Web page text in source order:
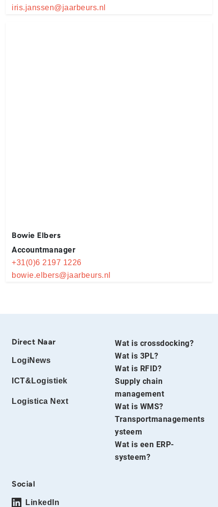
iris.janssen@jaarbeurs.nl
Bowie Elbers
Accountmanager
+31(0)6 2197 1226
bowie.elbers@jaarbeurs.nl
Direct Naar
LogiNews
ICT&Logistiek
Logistica Next
Wat is crossdocking?
Wat is 3PL?
Wat is RFID?
Supply chain
management
Wat is WMS?
Transportmanagements
ysteem
Wat is een ERP-
systeem?
Social
LinkedIn